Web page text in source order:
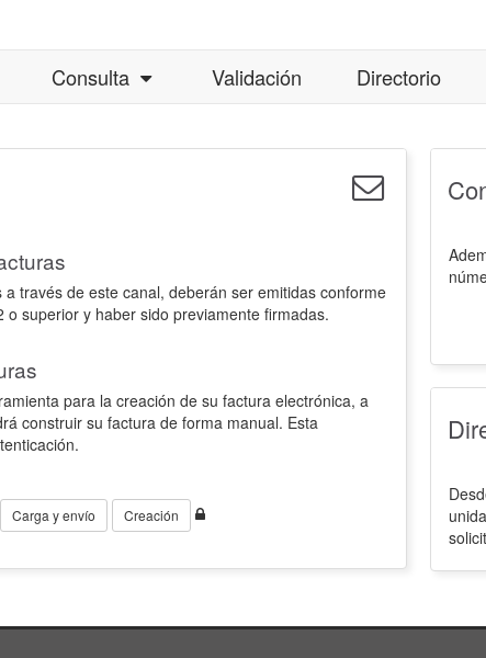
Consulta Validación Directorio
través de este canal, deberán ser emitidas conforme
o superior y haber sido previamente firmadas.
para la creación de su factura electrónica, a
construir su factura de forma manual. Esta
Carga y envío Creación